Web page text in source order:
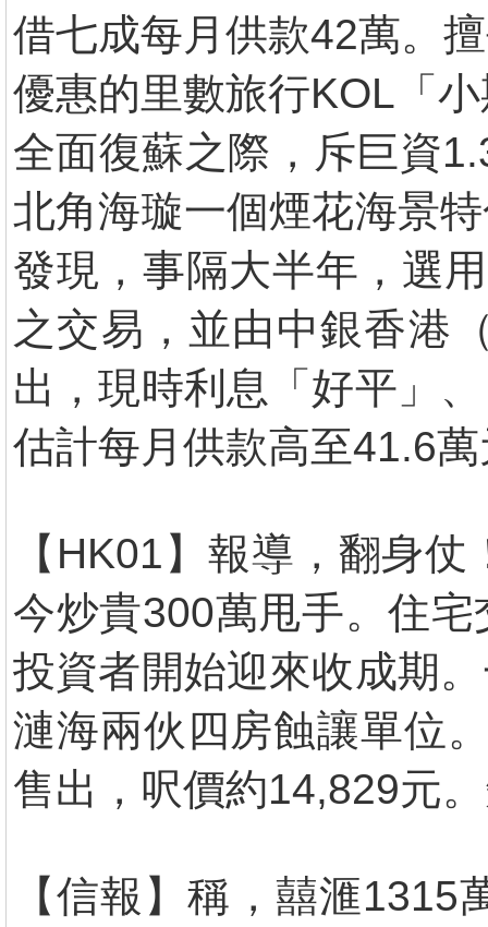
借七成每月供款42萬。
優惠的里數旅行KOL「
全面復蘇之際，斥巨資
北角海璇一個煙花海景
發現，事隔大半年，選
之交易，並由中銀香港
出，現時利息「好平」
估計每月供款高至41.6
【HK01】報導，翻身
今炒貴300萬甩手。住
投資者開始迎來收成期
漣海兩伙四房蝕讓單位
售出，呎價約14,829元
【信報】稱，囍滙